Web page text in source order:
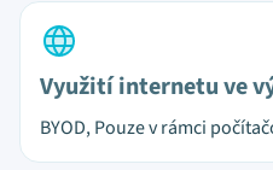
Využití internetu ve
BYOD, Pouze v rámci